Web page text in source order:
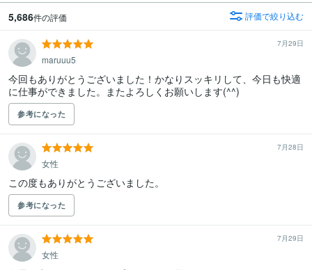
5,686件の評価 評価で絞り込む
7月29日
maruuu5
今回もありがとうございました！かなりスッキリして、今日も快適
に仕事ができました。またよろしくお願いします(^^)
参考になった
7月28日
女性
この度もありがとうございました。
参考になった
7月29日
女性